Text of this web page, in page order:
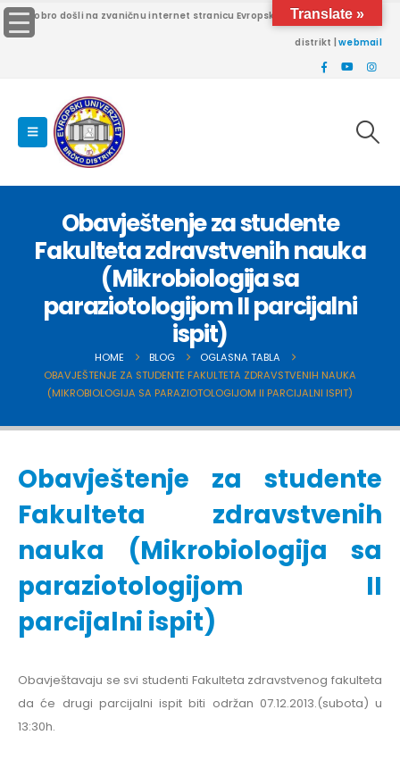
Dobro došli na zvaničnu internet stranicu Evropskog univerziteta Brčko
distrikt |webmail
Obavještenje za studente
Fakulteta zdravstvenih nauka
(Mikrobiologija sa
paraziotologijom II parcijalni
ispit)
HOME BLOG
OGLASNA TABLA
OBAVJEŠTENJE ZA STUDENTE FAKULTETA ZDRAVSTVENIH NAUKA
(MIKROBIOLOGIJA SA PARAZIOTOLOGIJOM II PARCIJALNI ISPIT)
Obavještenje za studente
Fakulteta zdravstvenih
nauka (Mikrobiologija sa
paraziotologijom II
parcijalni ispit)
Obavještavaju se svi studenti Fakulteta zdravstvenog fakulteta
da će drugi parcijalni ispit biti održan 07.12.2013.(subota) u
13:30h.
Translate »